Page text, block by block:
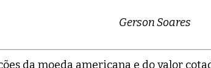
Gerson Soares
da moeda americana e do valor